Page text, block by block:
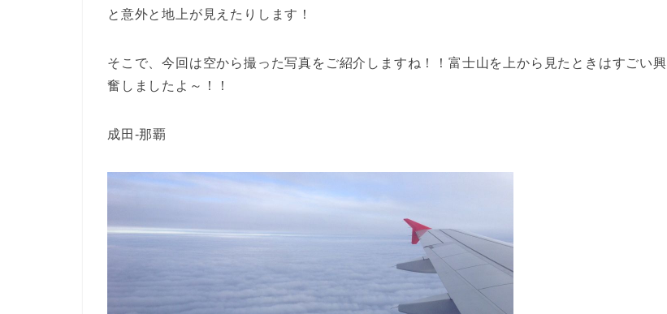
と意外と地上が見えたりします！
そこで、今回は空から撮った写真をご紹介しますね！！富士山を上から見たときはすごい興
奮しましたよ～！！
成田-那覇